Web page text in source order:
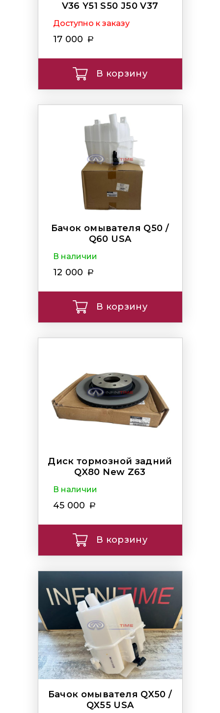
V36 Y51 S50 J50 V37
Доступно к заказу
17 000
В корзину
Бачок омывателя Q50 /
Q60 USA
В наличии
12 000
В корзину
Диск тормозной задний
QX80 New Z63
В наличии
45 000
В корзину
Бачок омывателя QX50 /
QX55 USA